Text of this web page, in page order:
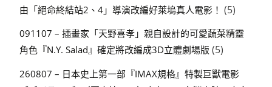
由「絕命終結站2、4」導演改編好萊塢真人電影！ (5)
091107 – 插畫家「天野喜孝」親自設計的可愛蔬菜精靈
角色『N.Y. Salad』確定將改編成3D立體劇場版 (5)
260807 – 日本史上第一部『IMAX規格』特製巨獸電影